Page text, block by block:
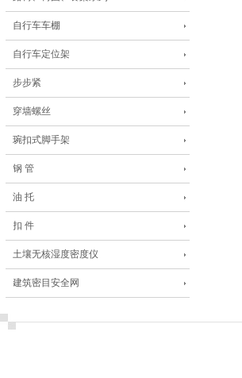
自行车车棚
自行车定位架
步步紧
穿墙螺丝
琬扣式脚手架
钢 管
油 托
扣 件
土壤无核湿度密度仪
建筑密目安全网